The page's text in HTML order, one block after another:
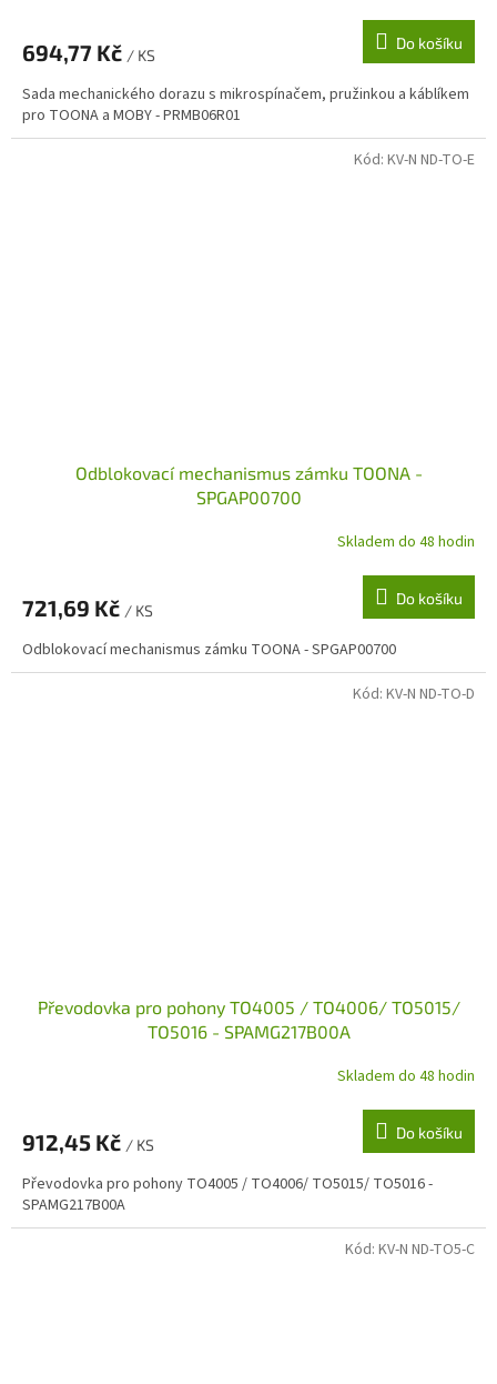
694,77 Kč / KS
Do košíku
Sada mechanického dorazu s mikrospínačem, pružinkou a káblíkem
pro TOONA a MOBY - PRMB06R01
Odblokovací mechanismus zámku TOONA -
SPGAP00700
Skladem do 48 hodin
721,69 Kč / KS
Do košíku
Odblokovací mechanismus zámku TOONA - SPGAP00700
Kód: KV-N ND-TO-E
Převodovka pro pohony TO4005 / TO4006/ TO5015/
TO5016 - SPAMG217B00A
Skladem do 48 hodin
912,45 Kč / KS
Do košíku
Převodovka pro pohony TO4005 / TO4006/ TO5015/ TO5016 -
SPAMG217B00A
Kód: KV-N ND-TO-D
Kód: KV-N ND-TO5-C